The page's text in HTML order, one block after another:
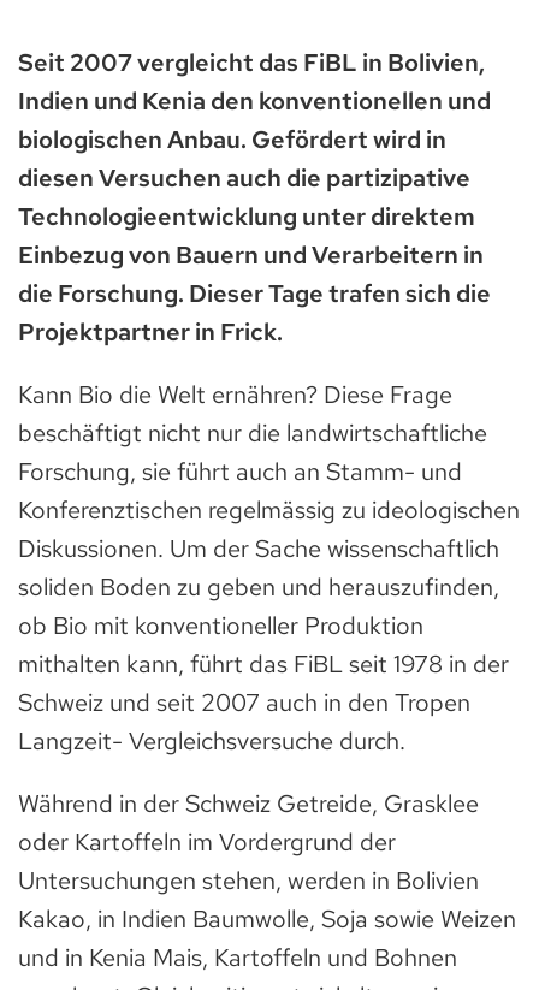
Seit 2007 vergleicht das FiBL in Bolivien,
Indien und Kenia den konventionellen und
biologischen Anbau. Gefördert wird in
diesen Versuchen auch die partizipative
Technologieentwicklung unter direktem
Einbezug von Bauern und Verarbeitern in
die Forschung. Dieser Tage trafen sich die
Projektpartner in Frick.
Kann Bio die Welt ernähren? Diese Frage
beschäftigt nicht nur die landwirtschaftliche
Forschung, sie führt auch an Stamm- und
Konferenztischen regelmässig zu ideologischen
Diskussionen. Um der Sache wissenschaftlich
soliden Boden zu geben und herauszufinden,
ob Bio mit konventioneller Produktion
mithalten kann, führt das FiBL seit 1978 in der
Schweiz und seit 2007 auch in den Tropen
Langzeit- Vergleichsversuche durch.
Während in der Schweiz Getreide, Grasklee
oder Kartoffeln im Vordergrund der
Untersuchungen stehen, werden in Bolivien
Kakao, in Indien Baumwolle, Soja sowie Weizen
und in Kenia Mais, Kartoffeln und Bohnen